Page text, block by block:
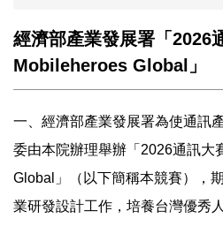
經濟部產業發展署「2026
Mobileheroes Global」
一、經濟部產業發展署為使通訊
委由本院辦理舉辦「2026通訊大
Global」（以下簡稱本競賽），
業研發設計工作，培養台灣優秀